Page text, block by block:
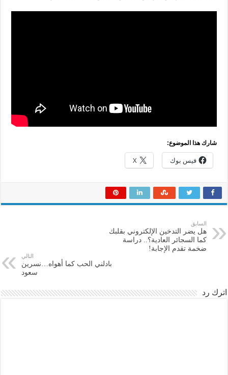
شارك هذا الموضوع:
فيس بوك X
السابق
هل يضر التدخين الإلكتروني بقلبك
كما السجائر العادية؟.. دراسة
ضخمة تقدم الإجابة!
التالي
بادلني الحب كما أهواه…نسرين
سعود
اترك رد